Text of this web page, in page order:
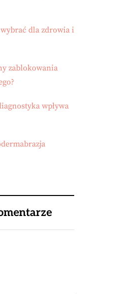
dla zdrowia i
zablokowania
wpływa